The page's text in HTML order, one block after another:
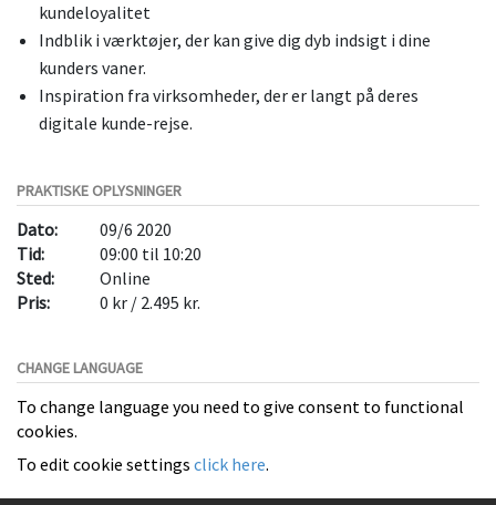
kundeloyalitet
Indblik i værktøjer, der kan give dig dyb indsigt i dine
kunders vaner.
Inspiration fra virksomheder, der er langt på deres
digitale kunde-rejse.
PRAKTISKE OPLYSNINGER
Dato:
09/6 2020
Tid:
09:00 til 10:20
Sted:
Online
Pris:
0 kr / 2.495 kr.
CHANGE LANGUAGE
To change language you need to give consent to functional
cookies.
To edit cookie settings click here.